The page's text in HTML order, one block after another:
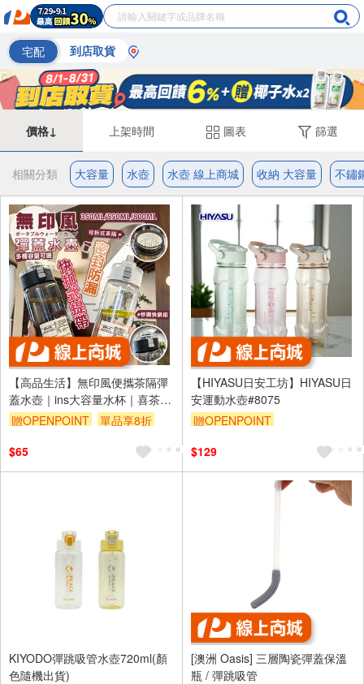
宅配 到店取貨
價格↓ 上架時間 圖表 篩選
相關分類 大容量 水壺 水壺 線上商城 收納 大容量 不鏽
【高品生活】無印風便攜茶隔彈
蓋水壺｜ins大容量水杯｜喜茶杯
｜彈蓋水壺｜珍奶環保杯｜防摔
贈OPENPOINT
單品享8折
$65
【HIYASU日安工坊】HIYASU日
安運動水壺#8075
贈OPENPOINT
$129
KIYODO彈跳吸管水壺720ml(顏
色隨機出貨)
[澳洲 Oasis] 三層陶瓷彈蓋保溫
瓶 / 彈跳吸管